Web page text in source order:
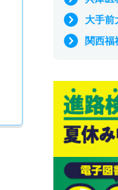
大手前
関西福